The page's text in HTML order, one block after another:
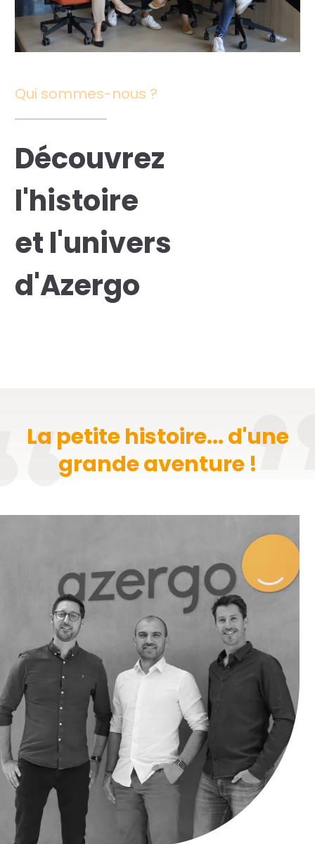
solutions...
Vie
Azergo
Qui sommes-nous ?
Découvrez
l'histoire
et l'univers
d'Azergo
La petite histoire... d'une
grande aventure !